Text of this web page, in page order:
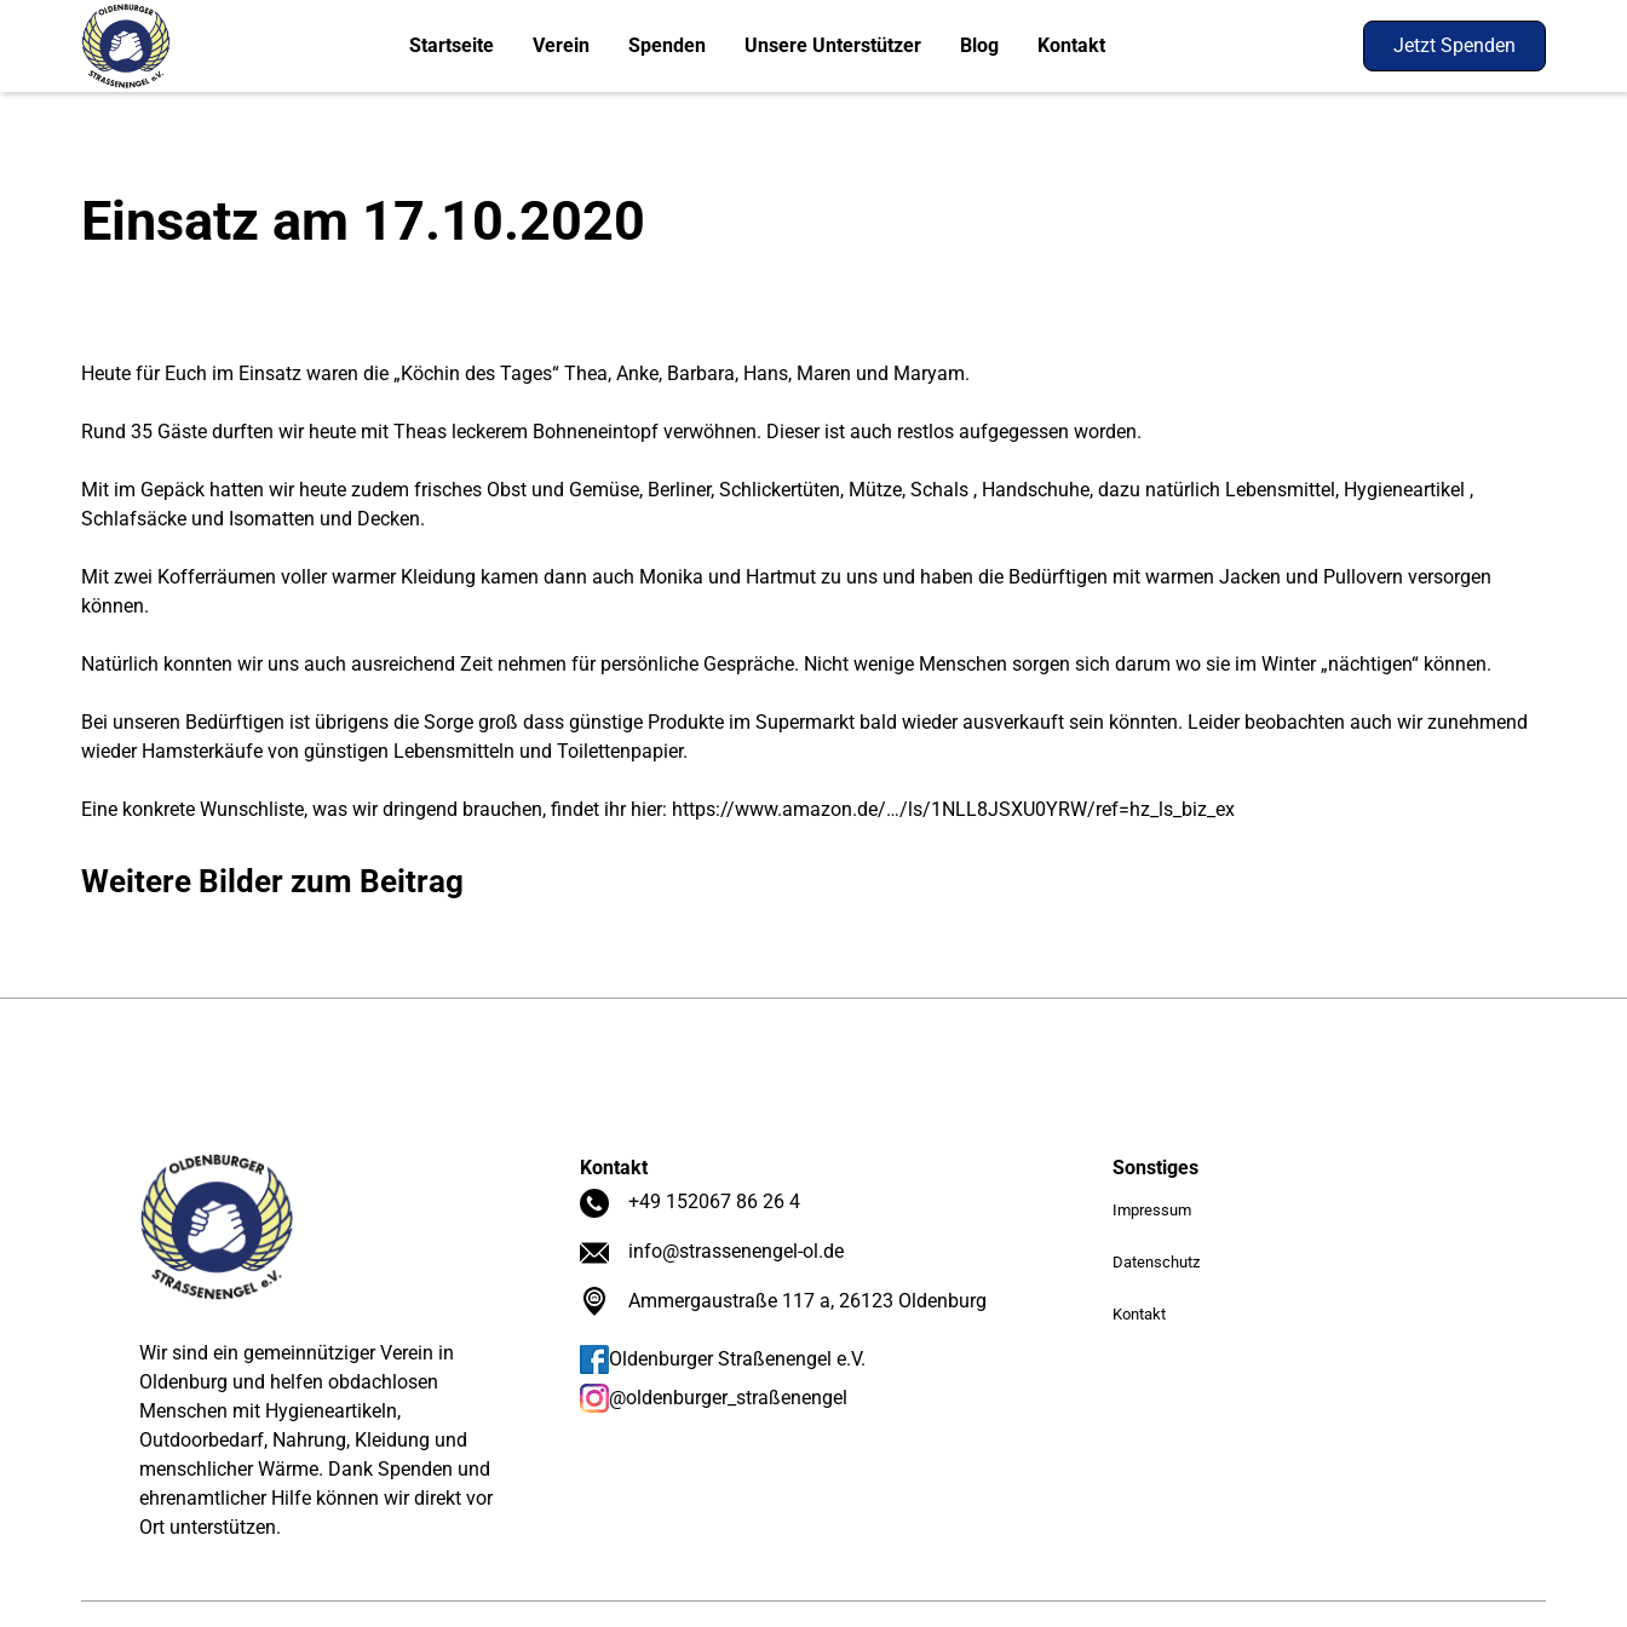
Startseite Verein Spenden Unsere Unterstützer Blog Kontakt Jetzt Spenden
Einsatz am 17.10.2020
Heute für Euch im Einsatz waren die „Köchin des Tages“ Thea, Anke, Barbara, Hans, Maren und Maryam.
Rund 35 Gäste durften wir heute mit Theas leckerem Bohneneintopf verwöhnen. Dieser ist auch restlos aufgegessen worden.
Mit im Gepäck hatten wir heute zudem frisches Obst und Gemüse, Berliner, Schlickertüten, Mütze, Schals , Handschuhe, dazu natürlich Lebensmittel, Hygieneartikel ,
Schlafsäcke und Isomatten und Decken.
Mit zwei Kofferräumen voller warmer Kleidung kamen dann auch Monika und Hartmut zu uns und haben die Bedürftigen mit warmen Jacken und Pullovern versorgen
können.
Natürlich konnten wir uns auch ausreichend Zeit nehmen für persönliche Gespräche. Nicht wenige Menschen sorgen sich darum wo sie im Winter „nächtigen“ können.
Bei unseren Bedürftigen ist übrigens die Sorge groß dass günstige Produkte im Supermarkt bald wieder ausverkauft sein könnten. Leider beobachten auch wir zunehmend
wieder Hamsterkäufe von günstigen Lebensmitteln und Toilettenpapier.
Eine konkrete Wunschliste, was wir dringend brauchen, findet ihr hier: https://www.amazon.de/…/ls/1NLL8JSXU0YRW/ref=hz_ls_biz_ex
Weitere Bilder zum Beitrag
Wir sind ein gemeinnütziger Verein in
Oldenburg und helfen obdachlosen
Menschen mit Hygieneartikeln,
Outdoorbedarf, Nahrung, Kleidung und
menschlicher Wärme. Dank Spenden und
ehrenamtlicher Hilfe können wir direkt vor
Ort unterstützen.
Kontakt
+49 152067 86 26 4
info@strassenengel-ol.de
Ammergaustraße 117 a, 26123 Oldenburg
Oldenburger Straßenengel e.V.
@oldenburger_straßenengel
Sonstiges
Impressum
Datenschutz
Kontakt